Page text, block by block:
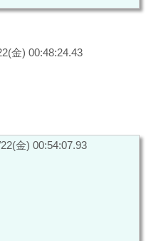
金) 00:48:24.43
金) 00:54:07.93